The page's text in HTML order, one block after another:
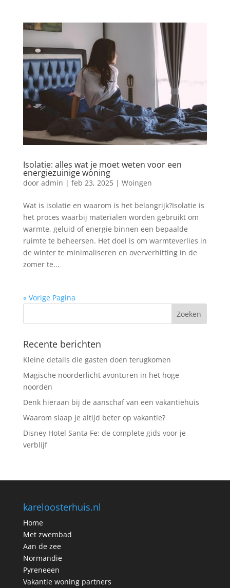
Isolatie: alles wat je moet weten voor een
energiezuinige woning
door admin | feb 23, 2025| Woingen
Wat is isolatie en waarom is het belangrijk?Isolatie is
het proces waarbij materialen worden gebruikt om
warmte, geluid of energie binnen een bepaalde
ruimte te beheersen. Het doel is om warmteverlies in
de winter te minimaliseren en oververhitting in de
zomer te...
« Vorige Pagina
Recente berichten
Kleine details die gasten doen terugkomen
Magische noorderlicht avonturen in het hoge
noorden
Denk hieraan bij de aanschaf van een vakantiehuis
Waarom slaap je altijd beter op vakantie?
Disney Hotel Santa Fe: de complete gids voor je
verblijf
kareloosterhuis.nl
Home
Met zwembad
Aan de zee
Normandie
Pyreneeen
Vakantie woning partners